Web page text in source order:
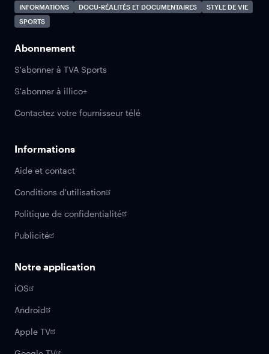
INFORMATIONS
DOCU-RÉALITÉS ET DOCUMENTAIRES
STYLE DE VIE
SPORTS
Abonnement
S'abonner à TVA Sports
S'abonner à illico+
Contactez votre fournisseur télé
Informations
Aide et contact
Conditions d'utilisation
Politique de confidentialité
Publicité
Notre application
iOS
Android
Apple TV